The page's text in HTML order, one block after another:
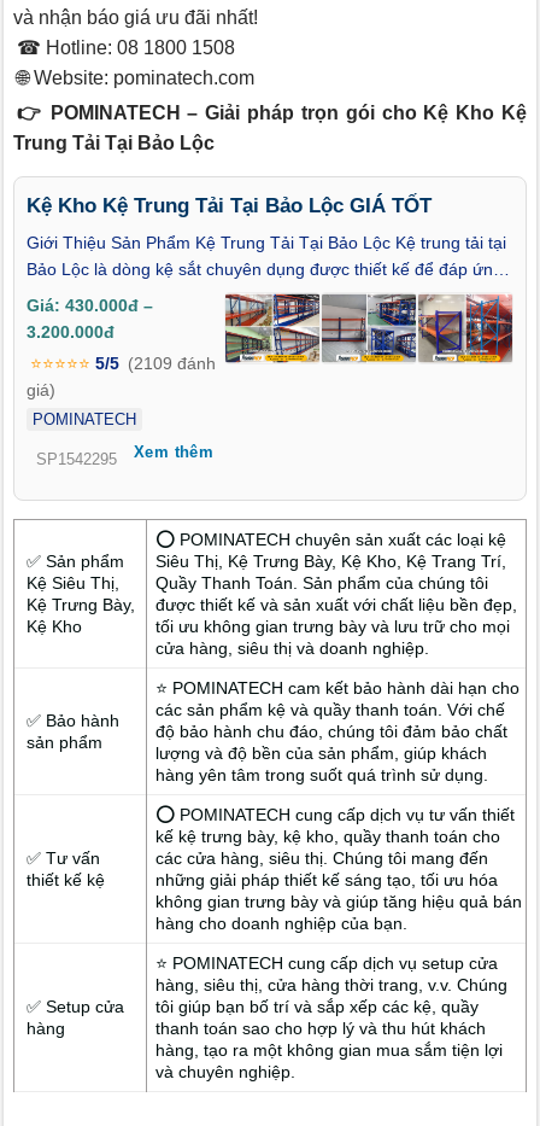
và nhận báo giá ưu đãi nhất!
☎ Hotline: 08 1800 1508
🌐 Website: pominatech.com
👉 POMINATECH – Giải pháp trọn gói cho Kệ Kho Kệ
Trung Tải Tại Bảo Lộc
Kệ Kho Kệ Trung Tải Tại Bảo Lộc GIÁ TỐT
Giới Thiệu Sản Phẩm Kệ Trung Tải Tại Bảo Lộc Kệ trung tải tại
Bảo Lộc là dòng kệ sắt chuyên dụng được thiết kế để đáp ứng
nhu cầu lưu trữ hàng hóa có tải trọng trung bình từ 150kg đến
800kg mỗi tầng. Loại kệ này rất phù hợp cho các nhà kho công
nghiệp, siêu thị, nhà kho phụ tùng hay cửa hàng kinh doanh vật
tư. Khung kệ được làm từ thép sơn tĩnh điện chống gỉ sét, có
khả năng chịu lực tốt, kết hợp cùng mâm kệ bằng tôn hoặc ván
ép công nghiệp mang lại sự chắc chắn và bền bỉ. Các tầng kệ
dễ dàng điều chỉnh để phù hợp với nhiều loại hàng hóa khác
Giá: 430.000đ –
3.200.000đ
⭐⭐⭐⭐⭐ 5/5 (2109 đánh
giá)
POMINATECH
SP1542295 Xem thêm
✅ Sản phẩm
Kệ Siêu Thị,
Kệ Trưng Bày,
Kệ Kho
⭕ POMINATECH chuyên sản xuất các loại kệ
Siêu Thị, Kệ Trưng Bày, Kệ Kho, Kệ Trang Trí,
Quầy Thanh Toán. Sản phẩm của chúng tôi
được thiết kế và sản xuất với chất liệu bền đẹp,
tối ưu không gian trưng bày và lưu trữ cho mọi
cửa hàng, siêu thị và doanh nghiệp.
✅ Bảo hành
sản phẩm
⭐ POMINATECH cam kết bảo hành dài hạn cho
các sản phẩm kệ và quầy thanh toán. Với chế
độ bảo hành chu đáo, chúng tôi đảm bảo chất
lượng và độ bền của sản phẩm, giúp khách
hàng yên tâm trong suốt quá trình sử dụng.
✅ Tư vấn
thiết kế kệ
⭕ POMINATECH cung cấp dịch vụ tư vấn thiết
kế kệ trưng bày, kệ kho, quầy thanh toán cho
các cửa hàng, siêu thị. Chúng tôi mang đến
những giải pháp thiết kế sáng tạo, tối ưu hóa
không gian trưng bày và giúp tăng hiệu quả bán
hàng cho doanh nghiệp của bạn.
✅ Setup cửa
hàng
⭐ POMINATECH cung cấp dịch vụ setup cửa
hàng, siêu thị, cửa hàng thời trang, v.v. Chúng
tôi giúp bạn bố trí và sắp xếp các kệ, quầy
thanh toán sao cho hợp lý và thu hút khách
hàng, tạo ra một không gian mua sắm tiện lợi
và chuyên nghiệp.